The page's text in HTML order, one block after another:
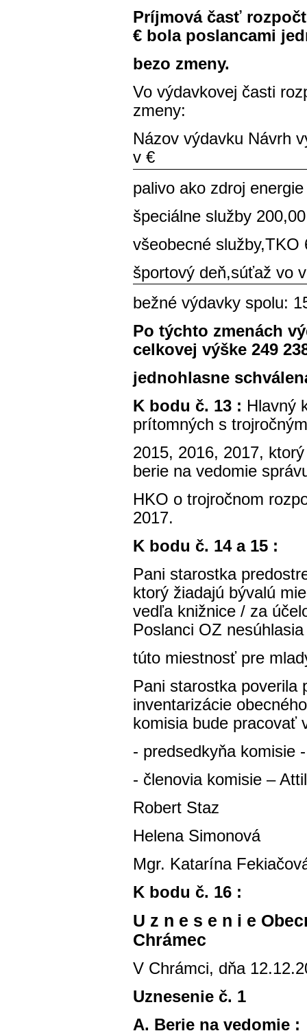
Príjmová časť
€ bola poslancami
bezo zmeny.
Vo výdavkovej časti
zmeny:
Názov výdavku Návrh
v €
palivo ako zdroj
špeciálne služby
všeobecné
športový deň,súťaž vo
bežné výdavky spolu:
Po týchto zmenách
celkovej výške 249
jednohlasne
K bodu č. 13 : Hlavný
prítomných s
2015, 2016, 2017,
berie na vedomie
HKO o trojročnom
2017.
K bodu č. 14 a 15 :
Pani starostka
ktorý žiadajú bývalú
vedľa knižnice / za
Poslanci OZ
túto miestnosť pre
Pani starostka poverila
inventarizácie
komisia bude pracovať
- predsedkyňa komisie
- členovia komisie –
Robert Staz
Helena Simonová
Mgr. Katarína
K bodu č. 16 :
U z n e s e n i e
Chrámec
V Chrámci, dňa
Uznesenie č. 1
A. Berie na vedomie :